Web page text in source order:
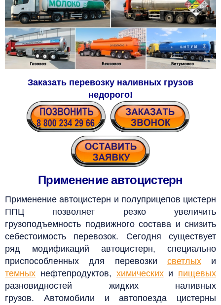
Заказать перевозку наливных грузов
недорого!
Применение автоцистерн
Применение автоцистерн и полуприцепов цистерн
ППЦ позволяет резко увеличить
грузоподъемность подвижного состава и снизить
себестоимость перевозок. Сегодня существует
ряд модификаций автоцистерн, специально
приспособленных для перевозки светлыхи
темных нефтепродуктов, химическихи пищевых
разновидностей жидких наливных
грузов.
Автомобили и автопоезда цистерны